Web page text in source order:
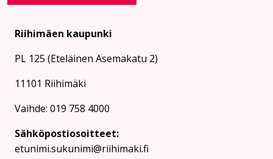
Riihimäen kaupunki
PL 125 (Eteläinen Asemakatu 2)
11101 Riihimäki
Vaihde: 019 758 4000
Sähköpostiosoitteet:
etunimi.sukunimi@riihimaki.fi